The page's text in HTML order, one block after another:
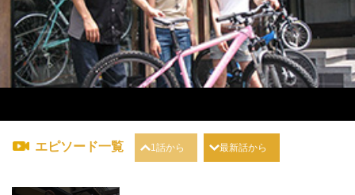
エピソード一覧 1話から 最新話から